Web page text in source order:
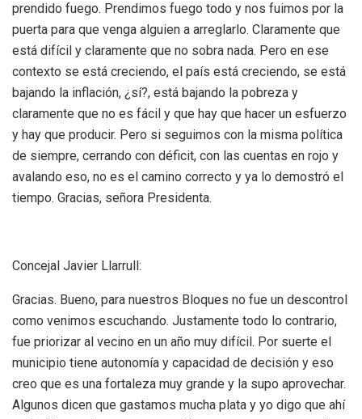
prendido fuego. Prendimos fuego todo y nos fuimos por la
puerta para que venga alguien a arreglarlo. Claramente que
está difícil y claramente que no sobra nada. Pero en ese
contexto se está creciendo, el país está creciendo, se está
bajando la inflación, ¿sí?, está bajando la pobreza y
claramente que no es fácil y que hay que hacer un esfuerzo
y hay que producir. Pero si seguimos con la misma política
de siempre, cerrando con déficit, con las cuentas en rojo y
avalando eso, no es el camino correcto y ya lo demostró el
tiempo. Gracias, señora Presidenta.
Concejal Javier Llarrull:
Gracias. Bueno, para nuestros Bloques no fue un descontrol
como venimos escuchando. Justamente todo lo contrario,
fue priorizar al vecino en un año muy difícil. Por suerte el
municipio tiene autonomía y capacidad de decisión y eso
creo que es una fortaleza muy grande y la supo aprovechar.
Algunos dicen que gastamos mucha plata y yo digo que ahí